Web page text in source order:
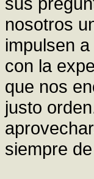
nosotros
impulsen
con la
que nos
justo
siempre